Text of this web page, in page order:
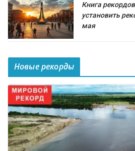
Книга
установить
мая
Новые рекорды